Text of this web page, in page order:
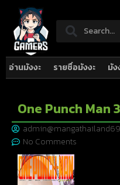
อ่านมังงะ รายชื่อมังงะ มั
One Punch Man
admin@mangathailand69
No Comments